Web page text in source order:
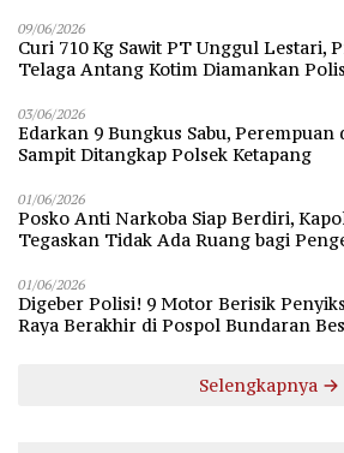
09/06/2026
Curi 710 Kg Sawit PT Unggul Lestari,
Telaga Antang Kotim Diamankan
03/06/2026
Edarkan 9 Bungkus Sabu,
Sampit Ditangkap Polsek Ketapang
01/06/2026
Posko Anti Narkoba Siap Berdiri,
Tegaskan Tidak Ada Ruang bagi
01/06/2026
Digeber Polisi! 9 Motor Berisik
Raya Berakhir di Pospol Bundaran
Selengkapnya